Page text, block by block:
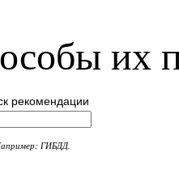
их
рекомендации
ГИБДД.